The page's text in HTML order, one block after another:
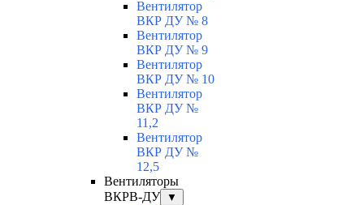
Вентилятор
ВКР ДУ № 8
Вентилятор
ВКР ДУ № 9
Вентилятор
ВКР ДУ № 10
Вентилятор
ВКР ДУ №
11,2
Вентилятор
ВКР ДУ №
12,5
Вентиляторы
ВКРВ-ДУ
▼